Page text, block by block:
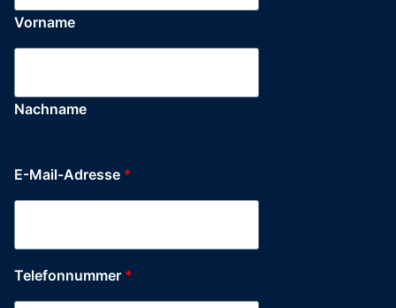
Vorname
Nachname
E-Mail-Adresse *
Telefonnummer *